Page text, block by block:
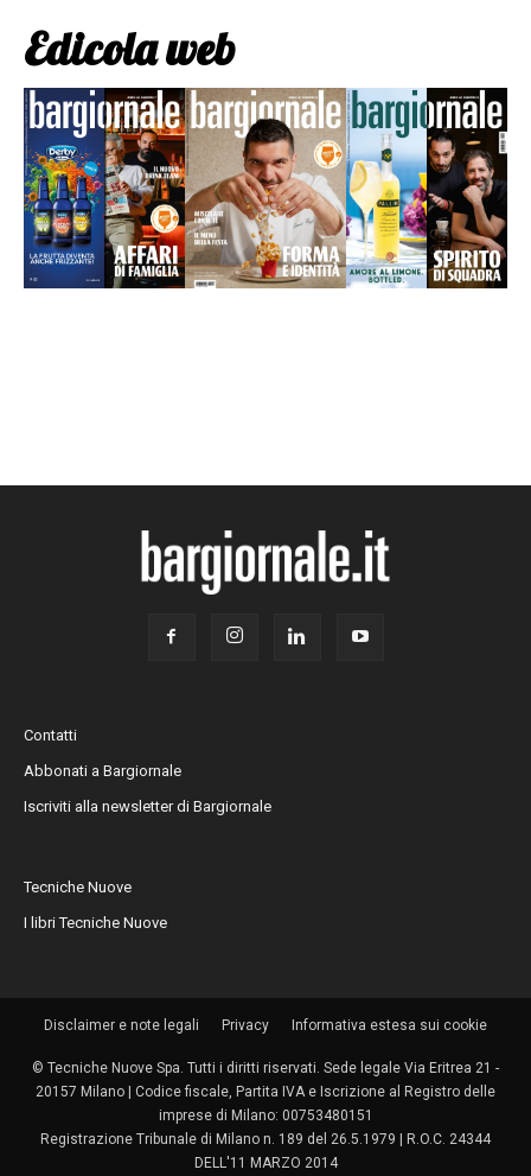
Edicola web
Contatti
Abbonati a Bargiornale
Iscriviti alla newsletter di Bargiornale
Tecniche Nuove
I libri Tecniche Nuove
Disclaimer e note legali Privacy Informativa estesa sui cookie
© Tecniche Nuove Spa. Tutti i diritti riservati. Sede legale Via Eritrea 21 -
20157 Milano | Codice fiscale, Partita IVA e Iscrizione al Registro delle
imprese di Milano: 00753480151
Registrazione Tribunale di Milano n. 189 del 26.5.1979 | R.O.C. 24344
DELL'11 MARZO 2014